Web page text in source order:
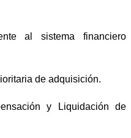
al sistema financiero
de adquisición.
y Liquidación de